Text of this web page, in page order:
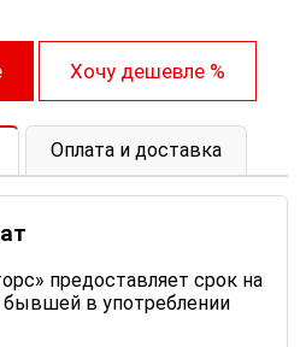
Хочу дешевле %
Оплата и доставка
предоставляет срок на
бывшей в употреблении